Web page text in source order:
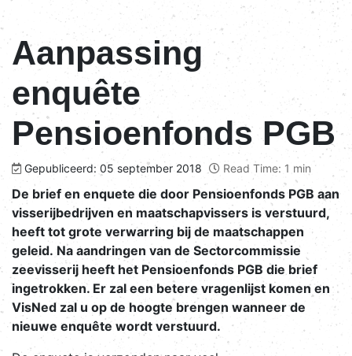
Aanpassing
enquête
Pensioenfonds PGB
Gepubliceerd: 05 september 2018 Read Time: 1 min
De brief en enquete die door Pensioenfonds PGB aan
visserijbedrijven en maatschapvissers is verstuurd,
heeft tot grote verwarring bij de maatschappen
geleid. Na aandringen van de Sectorcommissie
zeevisserij heeft het Pensioenfonds PGB die brief
ingetrokken. Er zal een betere vragenlijst komen en
VisNed zal u op de hoogte brengen wanneer de
nieuwe enquête wordt verstuurd.